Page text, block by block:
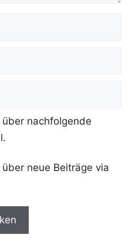
nachfolgende
neue Beiträge via